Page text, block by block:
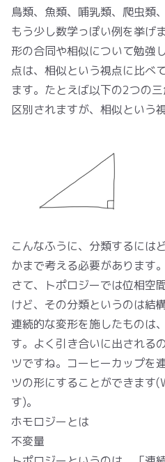
鳥類、魚類、哺乳類、爬虫類
もう少し数学っぽい例を挙げ
形の合同や相似について勉強
点は、相似という視点に比べ
ます。たとえば以下の2つの
区別されますが、相似という
こんなふうに、分類するには
かまで考える必要があります。
さて、トポロジーでは位相空
けど、その分類というのは結
連続的な変形を施したものは
す。よく引き合いに出される
ツですね。コーヒーカップを
ツの形にすることができます(
す)。
ホモロジーとは
不変量